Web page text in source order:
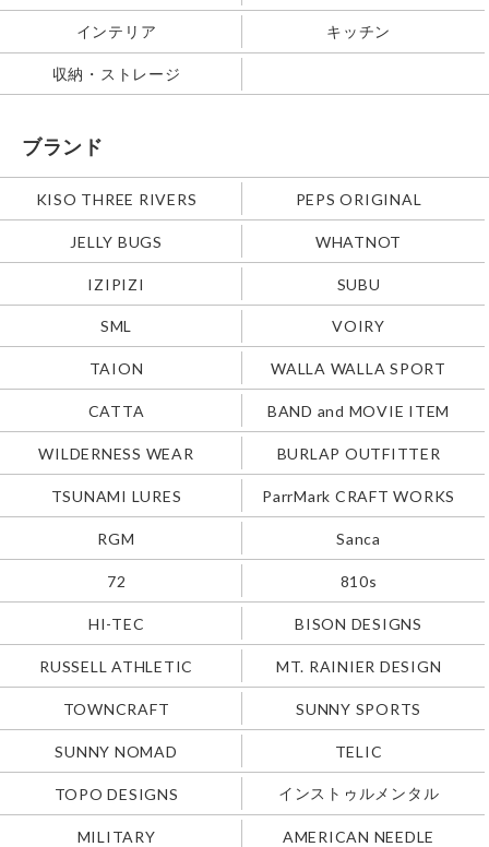
インテリア キッチン
収納・ストレージ
ブランド
KISO THREE RIVERS PEPS ORIGINAL
JELLY BUGS WHATNOT
IZIPIZI SUBU
SML VOIRY
TAION WALLA WALLA SPORT
CATTA BAND and MOVIE ITEM
WILDERNESS WEAR BURLAP OUTFITTER
TSUNAMI LURES ParrMark CRAFT WORKS
RGM Sanca
72 810s
HI-TEC BISON DESIGNS
RUSSELL ATHLETIC MT. RAINIER DESIGN
TOWNCRAFT SUNNY SPORTS
SUNNY NOMAD TELIC
TOPO DESIGNS インストゥルメンタル
MILITARY AMERICAN NEEDLE